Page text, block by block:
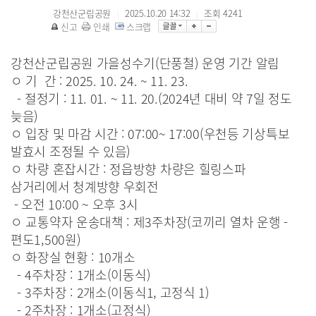
강천산군립공원 2025.10.20 14:32 조회 4241
신고
인쇄 스크랩
강천산군립공원 가을성수기(단풍철) 운영 기간 알림
ㅇ 기 간 : 2025. 10. 24. ~ 11. 23.
- 절정기 : 11. 01. ~ 11. 20.(2024년 대비 약 7일 정도
늦음)
ㅇ 입장 및 마감 시간 : 07:00~ 17:00(우천등 기상특보
발효시 조정될 수 있음)
ㅇ 차량 혼잡시간 : 정읍방향 차량은 힐링스파
삼거리에서 청계방향 우회전
- 오전 10:00 ~ 오후 3시
ㅇ 교통약자 운송대책 : 제3주차장(코끼리 열차 운행 -
편도1,500원)
ㅇ 화장실 현황 : 10개소
- 4주차장 : 1개소(이동식)
- 3주차장 : 2개소(이동식1, 고정식 1)
- 2주차장 : 1개소(고정식)